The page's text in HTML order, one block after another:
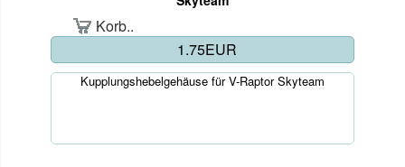
Korb..
1.75EUR
Kupplungshebelgehäuse für V-Raptor Skyteam